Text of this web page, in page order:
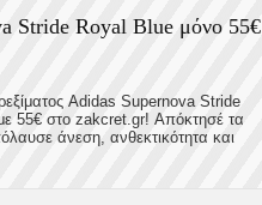
Stride Royal Blue μόνο 55€
Adidas Supernova Stride
55€ στο zakcret.gr! Απόκτησέ τα
άνεση, ανθεκτικότητα και